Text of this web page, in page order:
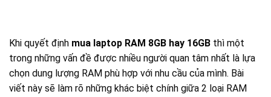
Khi quyết định mua laptop RAM 8GB hay 16GB thì một
trong những vấn đề được nhiều người quan tâm nhất là lựa
chọn dung lượng RAM phù hợp với nhu cầu của mình. Bài
viết này sẽ làm rõ những khác biệt chính giữa 2 loại RAM